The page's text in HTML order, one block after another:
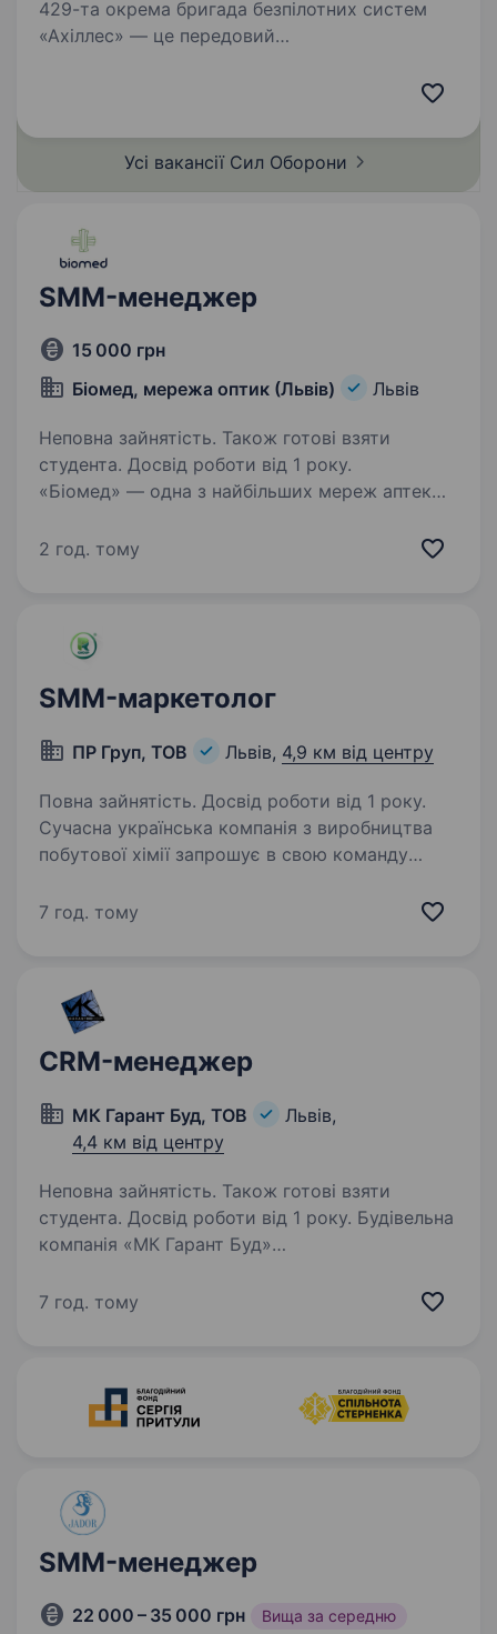
429-та окрема бригада безпілотних систем
«Ахіллес» — це передовий
безпілотних систем. Підрозділ спеціалізується
безпілотних та радіоелектронних…
Усі вакансії Сил Оборони
SMM-менеджер
15 000 грн
Біомед, мережа оптик (Львів)
Львів
Неповна зайнятість. Також готові взяти
студента. Досвід роботи від 1 року.
«Біомед» — одна з найбільших мереж аптек
За цей час ми стали компанією, якій
2 год. тому
SMM-маркетолог
ПР Груп, ТОВ Львів, 4,9 км від центру
Повна зайнятість. Досвід роботи від 1 року.
Сучасна українська компанія з виробництва
побутової хімії запрошує в свою команду
роботи SMM-менеджером або маркетологом
7 год. тому
CRM-менеджер
МК Гарант Буд, ТОВ
Львів,
4,4 км від центру
Неповна зайнятість. Також готові взяти
студента. Досвід роботи від 1 року. Будівельна
компанія «МК Гарант Буд»
CRM-менеджера. Обов’язки: ведення сайту,
7 год. тому
SMM-менеджер
22 000 – 35 000 грн Вища за середню